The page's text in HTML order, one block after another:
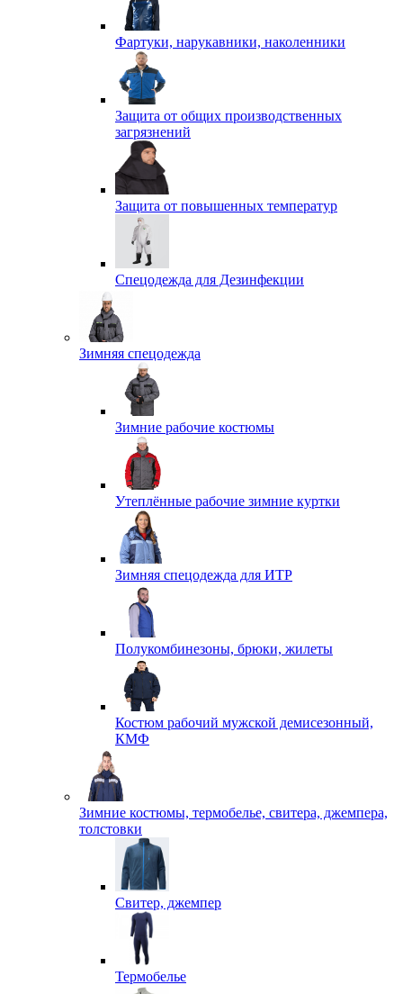
Фартуки, нарукавники, наколенники
Защита от общих производственных
загрязнений
Защита от повышенных температур
Спецодежда для Дезинфекции
Зимняя спецодежда
Зимние рабочие костюмы
Утеплённые рабочие зимние куртки
Зимняя спецодежда для ИТР
Полукомбинезоны, брюки, жилеты
Костюм рабочий мужской демисезонный,
КМФ
Зимние костюмы, термобелье, свитера, джемпера,
толстовки
Свитер, джемпер
Термобелье